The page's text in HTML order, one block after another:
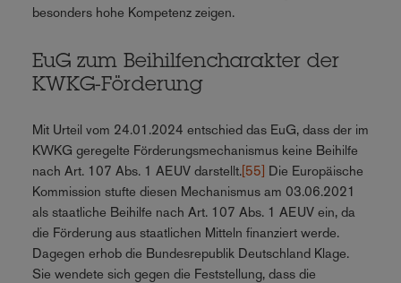
besonders hohe Kompetenz zeigen.
EuG zum Beihilfencharakter der
KWKG-Förderung
Mit Urteil vom 24.01.2024 entschied das EuG, dass der im
KWKG geregelte Förderungsmechanismus keine Beihilfe
nach Art. 107 Abs. 1 AEUV darstellt.[55] Die Europäische
Kommission stufte diesen Mechanismus am 03.06.2021
als staatliche Beihilfe nach Art. 107 Abs. 1 AEUV ein, da
die Förderung aus staatlichen Mitteln finanziert werde.
Dagegen erhob die Bundesrepublik Deutschland Klage.
Sie wendete sich gegen die Feststellung, dass die